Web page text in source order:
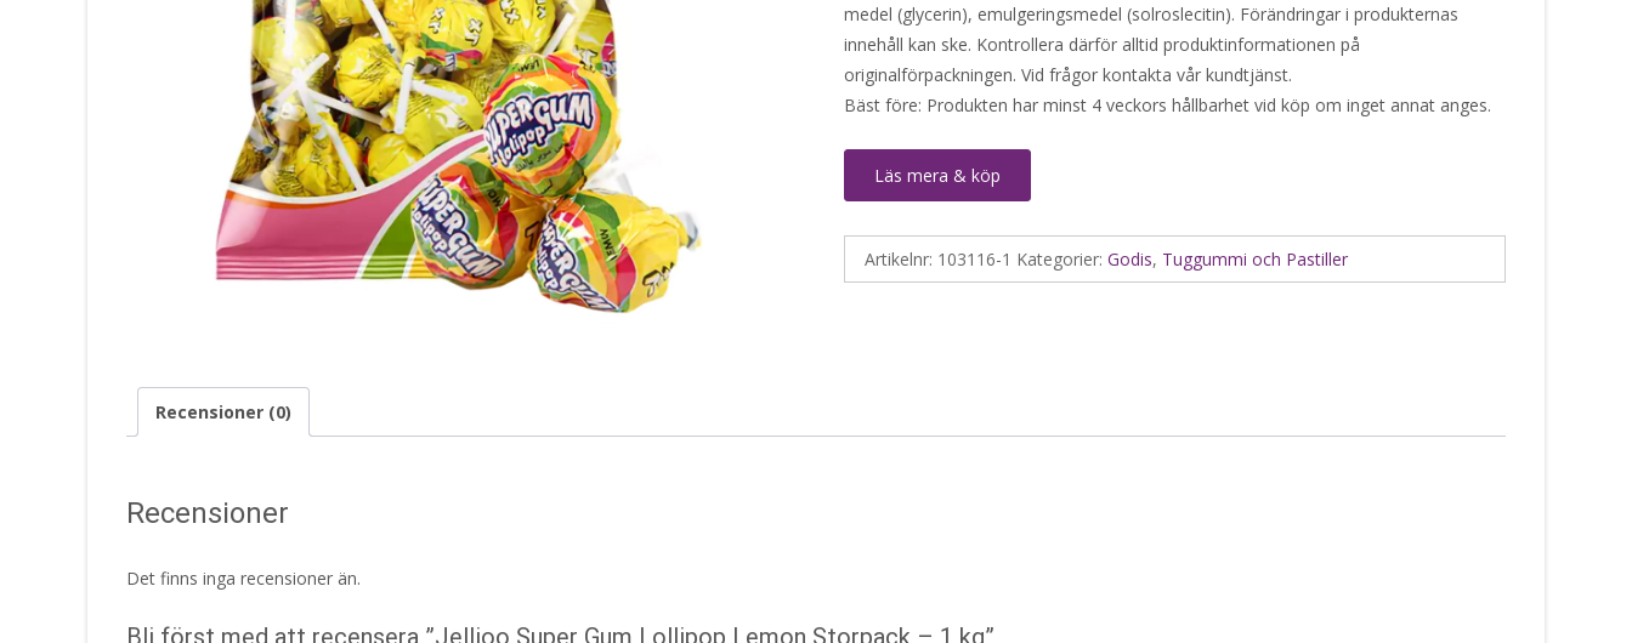
medel (glycerin), emulgeringsmedel (solroslecitin). Förändringar i produkternas
innehåll kan ske. Kontrollera därför alltid produktinformationen på
originalförpackningen. Vid frågor kontakta vår kundtjänst.
Bäst före: Produkten har minst 4 veckors hållbarhet vid köp om inget annat anges.
Läs mera & köp
Artikelnr: 103116-1 Kategorier: Godis, Tuggummi och Pastiller
Recensioner (0)
Recensioner
Det finns inga recensioner än.
Bli först med att recensera ”Jellioo Super Gum Lollipop Lemon Storpack – 1 kg”